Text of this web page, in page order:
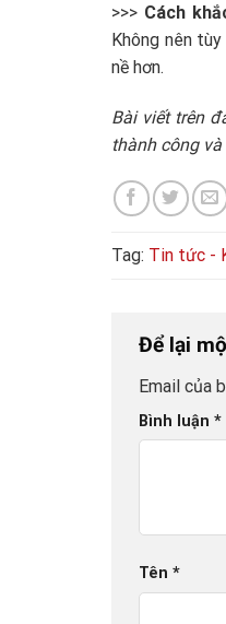
>>> Cách
Không nên
nề hơn.
Bài viết trên
thành công
Tag: Tin tức -
Để lại
Email của
Bình luận *
Tên *